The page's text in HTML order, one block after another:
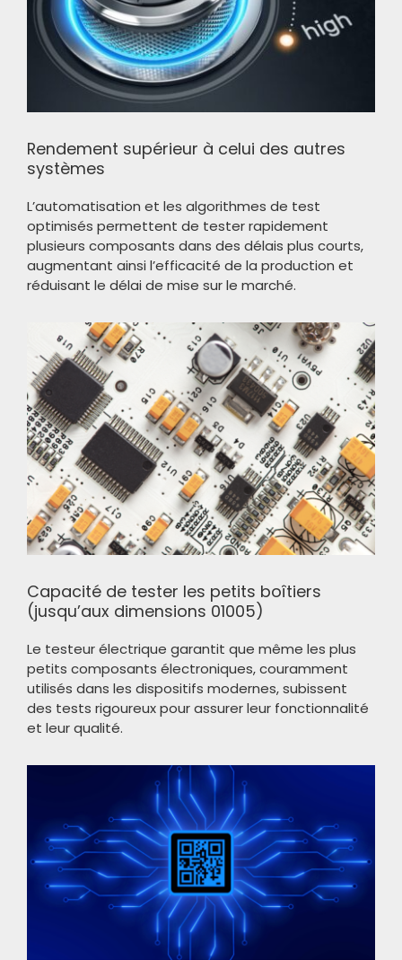
Rendement supérieur à celui des autres
systèmes
L’automatisation et les algorithmes de test
optimisés permettent de tester rapidement
plusieurs composants dans des délais plus courts,
augmentant ainsi l’efficacité de la production et
réduisant le délai de mise sur le marché.
Capacité de tester les petits boîtiers
(jusqu’aux dimensions 01005)
Le testeur électrique garantit que même les plus
petits composants électroniques, couramment
utilisés dans les dispositifs modernes, subissent
des tests rigoureux pour assurer leur fonctionnalité
et leur qualité.